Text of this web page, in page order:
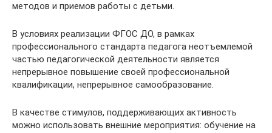
методов и приемов работы с детьми.
В условиях реализации ФГОС ДО, в рамках
профессионального стандарта педагога неотъемлемой
частью педагогической деятельности является
непрерывное повышение своей профессиональной
квалификации, непрерывное самообразование.
В качестве стимулов, поддерживающих активность
можно использовать внешние мероприятия: обучение на